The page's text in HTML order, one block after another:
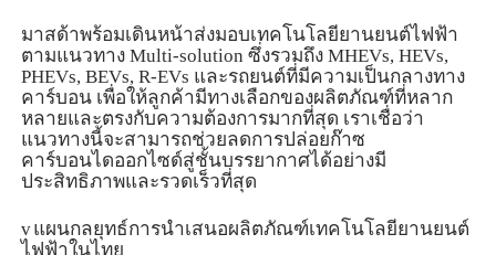
มาสด้าพร้อมเดินหน้าส่งมอบเทคโนโลยียานยนต์ไฟฟ้า
ตามแนวทาง Multi-solution ซึ่งรวมถึง MHEVs, HEVs,
PHEVs, BEVs, R-EVs และรถยนต์ที่มีความเป็นกลางทาง
คาร์บอน เพื่อให้ลูกค้ามีทางเลือกของผลิตภัณฑ์ที่หลาก
หลายและตรงกับความต้องการมากที่สุด เราเชื่อว่า
แนวทางนี้จะสามารถช่วยลดการปล่อยก๊าซ
คาร์บอนไดออกไซด์สู่ชั้นบรรยากาศได้อย่างมี
ประสิทธิภาพและรวดเร็วที่สุด
vแผนกลยุทธ์การนำเสนอผลิตภัณฑ์เทคโนโลยียานยนต์
ไฟฟ้าในไทย